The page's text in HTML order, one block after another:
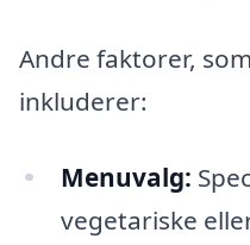
Andre faktorer,
inkluderer:
Menuvalg:
vegetariske